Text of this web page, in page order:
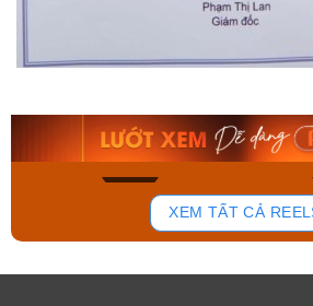
139
Orient Nam RA-
Mua ngay
XEM TẤT CẢ